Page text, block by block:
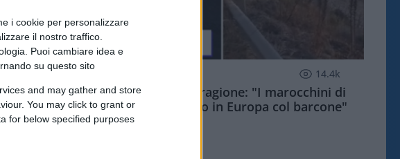
i cookie per personalizzare
il nostro traffico.
Puoi cambiare idea e
su questo sito
and may gather and store
You may click to grant or
for below specified purposes
14.4k
Meloni aveva ragione: "I marocchini di
Ceuta sbarcano in Europa col barcone"